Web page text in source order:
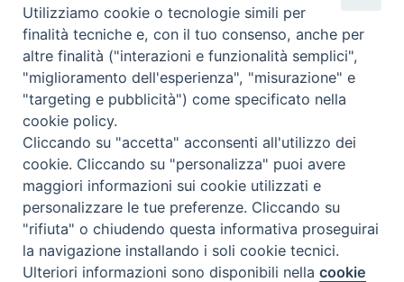
Scrivici
Copyright © 2019 - Tutti i diritti riservati - Vita
Trentina Editrice
Privacy Policy
Torna
Preferenze Cookie
Utilizziamo cookie o tecnologie simili per
finalità tecniche e, con il tuo consenso, anche per
altre finalità ("interazioni e funzionalità semplici",
"miglioramento dell'esperienza", "misurazione" e
"targeting e pubblicità") come specificato nella
cookie policy.
Cliccando su "accetta" acconsenti all'utilizzo dei
cookie. Cliccando su "personalizza" puoi avere
maggiori informazioni sui cookie utilizzati e
personalizzare le tue preferenze. Cliccando su
"rifiuta" o chiudendo questa informativa proseguirai
la navigazione installando i soli cookie tecnici.
Ulteriori informazioni sono disponibili nellacookie